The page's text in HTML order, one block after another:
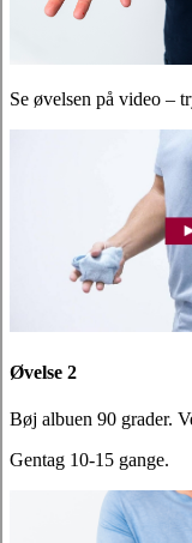
Se øvelsen på video –
Øvelse 2
Bøj albuen 90 grader.
Gentag 10-15 gange.